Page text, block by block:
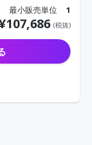
最小販売単位 1
107,686 (税抜)